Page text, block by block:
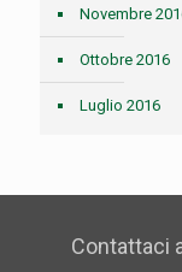
Novembre
Ottobre 2016
Luglio 2016
Contattaci